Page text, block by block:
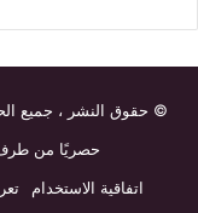
© حقوق النشر ، جميع
حصريًا من
اتفاقية الاستخدام